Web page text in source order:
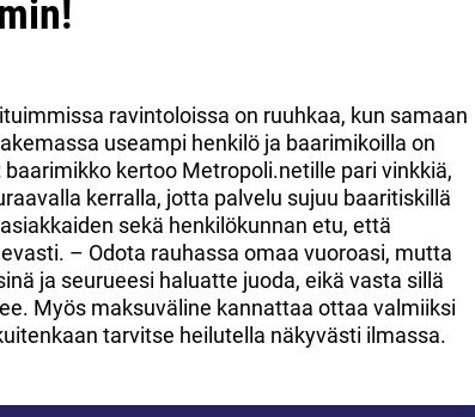
ravintoloissa on ruuhkaa, kun samaan
useampi henkilö ja baarimikoilla on
kertoo Metropoli.netille pari vinkkiä,
kerralla, jotta palvelu sujuu baaritiskillä
sekä henkilökunnan etu, että
– Odota rauhassa omaa vuoroasi, mutta
ja seurueesi haluatte juoda, eikä vasta sillä
Myös maksuväline kannattaa ottaa valmiiksi
tarvitse heilutella näkyvästi ilmassa.